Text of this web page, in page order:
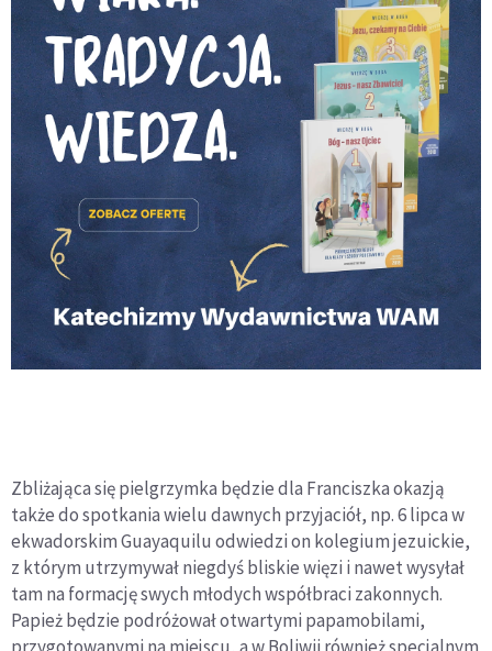
Zbliżająca się pielgrzymka będzie dla Franciszka okazją
także do spotkania wielu dawnych przyjaciół, np. 6 lipca w
ekwadorskim Guayaquilu odwiedzi on kolegium jezuickie,
z którym utrzymywał niegdyś bliskie więzi i nawet wysyłał
tam na formację swych młodych współbraci zakonnych.
Papież będzie podróżował otwartymi papamobilami,